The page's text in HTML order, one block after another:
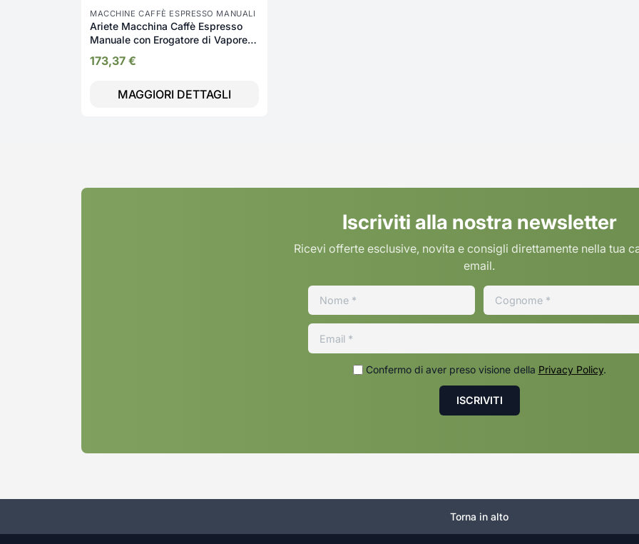
MACCHINE CAFFÈ ESPRESSO MANUALI
Ariete Macchina Caffè Espresso
Manuale con Erogatore di Vapore
Polvere 2 Tazze colore Rosso -
173,37 €
MAGGIORI DETTAGLI
Iscriviti alla nostra newsletter
Ricevi offerte esclusive, novita e consigli direttamente nella tua
email.
Confermo di aver preso visione della Privacy Policy.
Torna in alto